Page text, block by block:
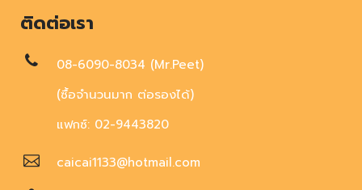
ติดต่อเรา
08-6090-8034 (Mr.Peet)
(ซื้อจำนวนมาก ต่อรองได้)
แฟกซ์: 02-9443820
caicai1133@hotmail.com